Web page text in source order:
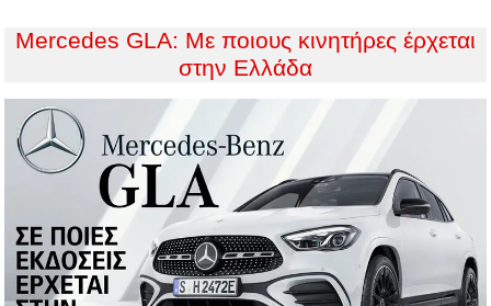
Mercedes GLA: Με ποιους κινητήρες έρχεται
στην Ελλάδα